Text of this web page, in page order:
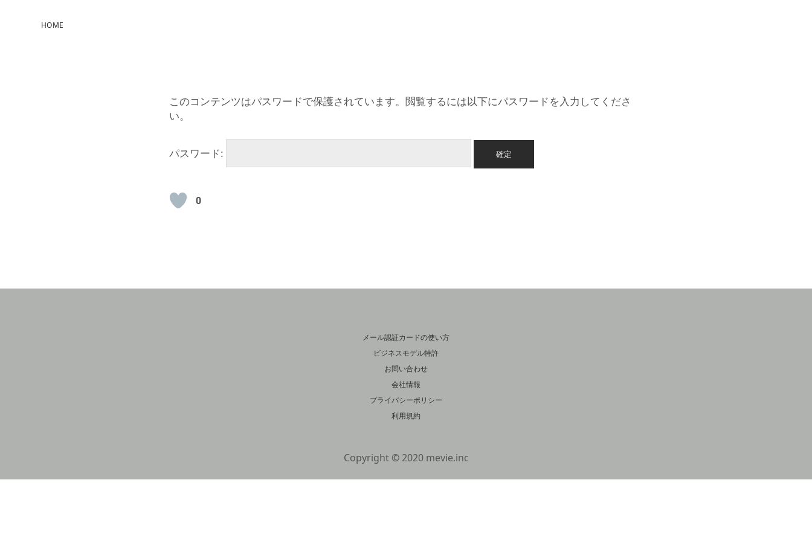
HOME
このコンテンツはパスワードで保護されています。閲覧するには以下にパスワードを入力してくださ
い。
パスワード:
0
メール認証カードの使い方
ビジネスモデル特許
お問い合わせ
会社情報
プライバシーポリシー
利用規約
Copyright © 2020 mevie.inc